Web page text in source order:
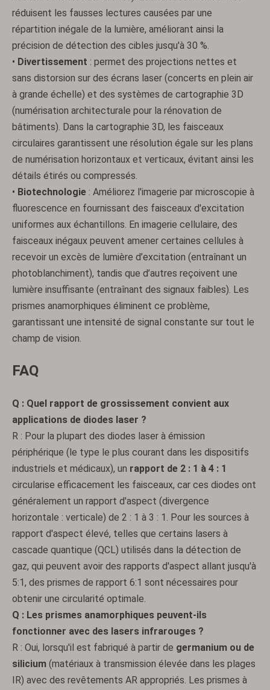
réduisent les fausses lectures causées par une
répartition inégale de la lumière, améliorant ainsi la
précision de détection des cibles jusqu'à 30 %.
• Divertissement : permet des projections nettes et
sans distorsion sur des écrans laser (concerts en plein air
à grande échelle) et des systèmes de cartographie 3D
(numérisation architecturale pour la rénovation de
bâtiments). Dans la cartographie 3D, les faisceaux
circulaires garantissent une résolution égale sur les plans
de numérisation horizontaux et verticaux, évitant ainsi les
détails étirés ou compressés.
• Biotechnologie : Améliorez l'imagerie par microscopie à
fluorescence en fournissant des faisceaux d'excitation
uniformes aux échantillons. En imagerie cellulaire, des
faisceaux inégaux peuvent amener certaines cellules à
recevoir un excès de lumière d’excitation (entraînant un
photoblanchiment), tandis que d’autres reçoivent une
lumière insuffisante (entraînant des signaux faibles). Les
prismes anamorphiques éliminent ce problème,
garantissant une intensité de signal constante sur tout le
champ de vision.
FAQ
Q : Quel rapport de grossissement convient aux
applications de diodes laser ?
R : Pour la plupart des diodes laser à émission
périphérique (le type le plus courant dans les dispositifs
industriels et médicaux), un rapport de 2 : 1 à 4 : 1
circularise efficacement les faisceaux, car ces diodes ont
généralement un rapport d'aspect (divergence
horizontale : verticale) de 2 : 1 à 3 : 1. Pour les sources à
rapport d'aspect élevé, telles que certains lasers à
cascade quantique (QCL) utilisés dans la détection de
gaz, qui peuvent avoir des rapports d'aspect allant jusqu'à
5:1, des prismes de rapport 6:1 sont nécessaires pour
obtenir une circularité optimale.
Q : Les prismes anamorphiques peuvent-ils
fonctionner avec des lasers infrarouges ?
R : Oui, lorsqu'il est fabriqué à partir de germanium ou de
silicium (matériaux à transmission élevée dans les plages
IR) avec des revêtements AR appropriés. Les prismes à
Prismes à angle droit Prismes rhomboïdes